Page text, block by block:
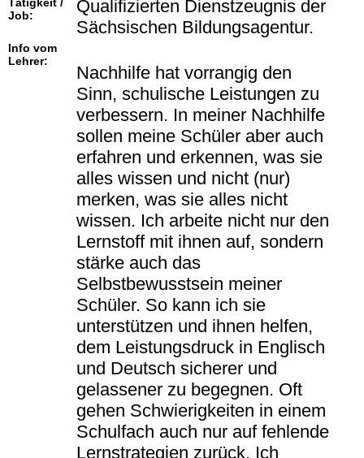
Tätigkeit /
Job:
Qualifizierten Dienstzeugnis der
Sächsischen Bildungsagentur.
Info vom
Lehrer:
Nachhilfe hat vorrangig den
Sinn, schulische Leistungen zu
verbessern. In meiner Nachhilfe
sollen meine Schüler aber auch
erfahren und erkennen, was sie
alles wissen und nicht (nur)
merken, was sie alles nicht
wissen. Ich arbeite nicht nur den
Lernstoff mit ihnen auf, sondern
stärke auch das
Selbstbewusstsein meiner
Schüler. So kann ich sie
unterstützen und ihnen helfen,
dem Leistungsdruck in Englisch
und Deutsch sicherer und
gelassener zu begegnen. Oft
gehen Schwierigkeiten in einem
Schulfach auch nur auf fehlende
Lernstrategien zurück. Ich